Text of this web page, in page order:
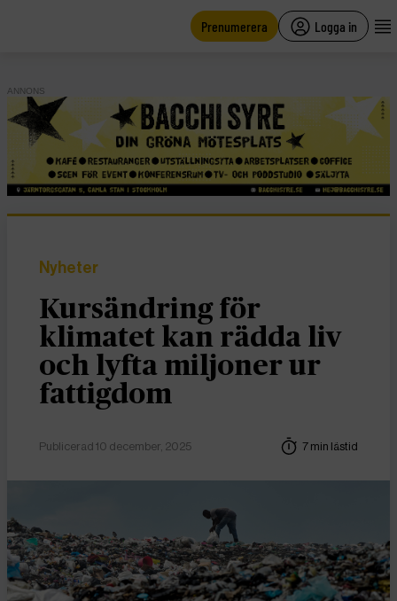
Prenumerera Logga in
ANNONS
Nyheter
Kursändring för
klimatet kan rädda liv
och lyfta miljoner ur
fattigdom
Publicerad 10 december, 2025 7 min lästid